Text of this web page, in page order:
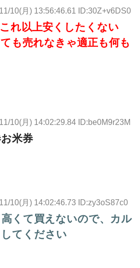
10(月) 13:56:46.61 ID:30Z+v6DS0
れ以上安くしたくない
も売れなきゃ適正も何も
10(月) 14:02:29.84 ID:be0M9r23M
米券
10(月) 14:02:46.73 ID:zy3oS87c0
くて買えないので、カル
てください